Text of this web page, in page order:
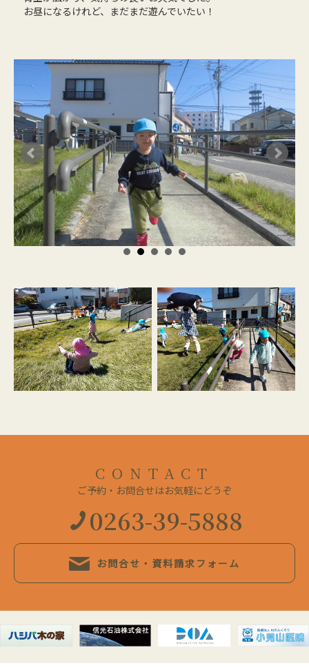
お昼になるけれど、まだまだ遊んでいたい！
CONTACT
ご予約・お問合せはお気軽にどうぞ
0263-39-5888
お問合せ・資料請求フォーム